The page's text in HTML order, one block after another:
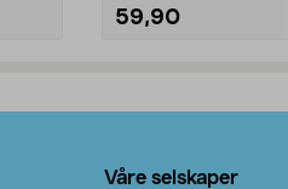
59,90
Våre selskaper